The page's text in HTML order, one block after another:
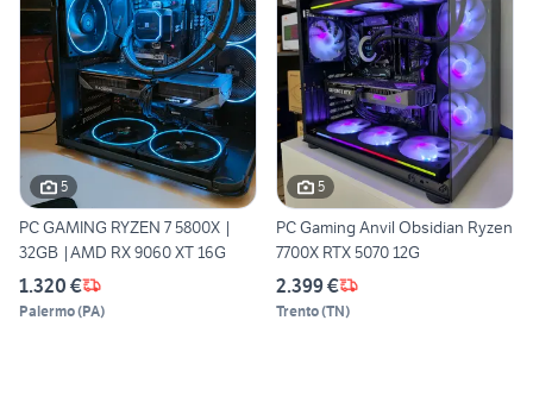
5
PC GAMING RYZEN 7 5800X |
32GB |AMD RX 9060 XT 16G
1.320 €
Palermo(PA)
5
PC Gaming Anvil Obsidian Ryzen
7700X RTX 5070 12G
2.399 €
Trento(TN)